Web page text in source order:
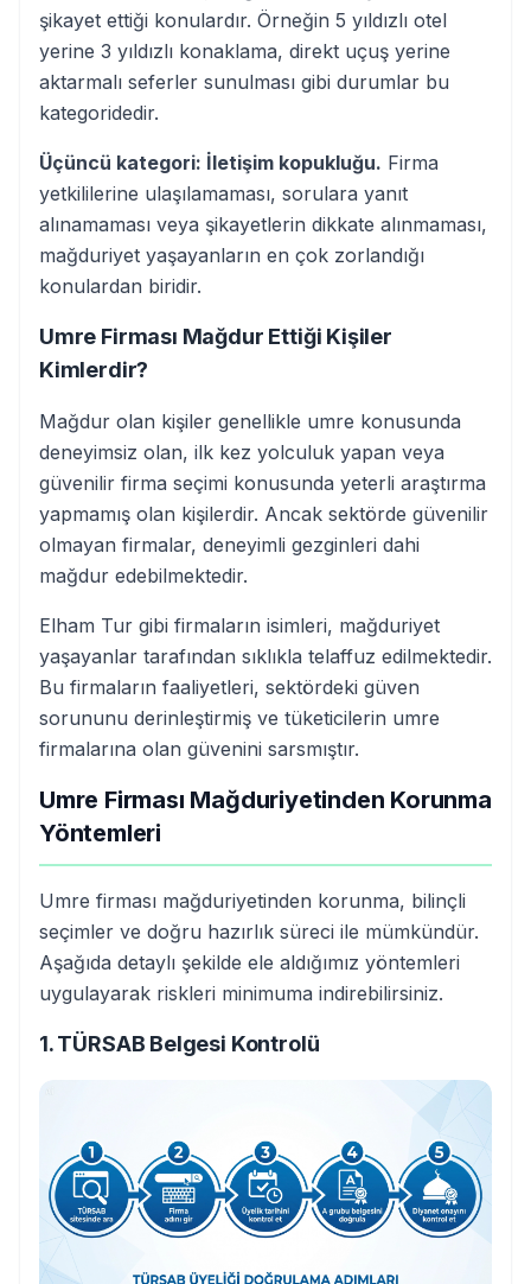
şikayet ettiği konulardır. Örneğin 5 yıldızlı otel
yerine 3 yıldızlı konaklama, direkt uçuş yerine
aktarmalı seferler sunulması gibi durumlar bu
kategoridedir.
Üçüncü kategori: İletişim kopukluğu. Firma
yetkililerine ulaşılamaması, sorulara yanıt
alınamaması veya şikayetlerin dikkate alınmaması,
mağduriyet yaşayanların en çok zorlandığı
konulardan biridir.
Umre Firması Mağdur Ettiği Kişiler
Kimlerdir?
Mağdur olan kişiler genellikle umre konusunda
deneyimsiz olan, ilk kez yolculuk yapan veya
güvenilir firma seçimi konusunda yeterli araştırma
yapmamış olan kişilerdir. Ancak sektörde güvenilir
olmayan firmalar, deneyimli gezginleri dahi
mağdur edebilmektedir.
Elham Tur gibi firmaların isimleri, mağduriyet
yaşayanlar tarafından sıklıkla telaffuz edilmektedir.
Bu firmaların faaliyetleri, sektördeki güven
sorununu derinleştirmiş ve tüketicilerin umre
firmalarına olan güvenini sarsmıştır.
Umre Firması Mağduriyetinden Korunma
Yöntemleri
Umre firması mağduriyetinden korunma, bilinçli
seçimler ve doğru hazırlık süreci ile mümkündür.
Aşağıda detaylı şekilde ele aldığımız yöntemleri
uygulayarak riskleri minimuma indirebilirsiniz.
1. TÜRSAB Belgesi Kontrolü